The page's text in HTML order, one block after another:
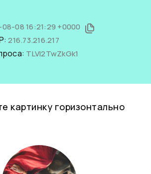
08 16:21:29 +0000
216.73.216.217
TLVI2TwZkGk1
картинку горизонтально